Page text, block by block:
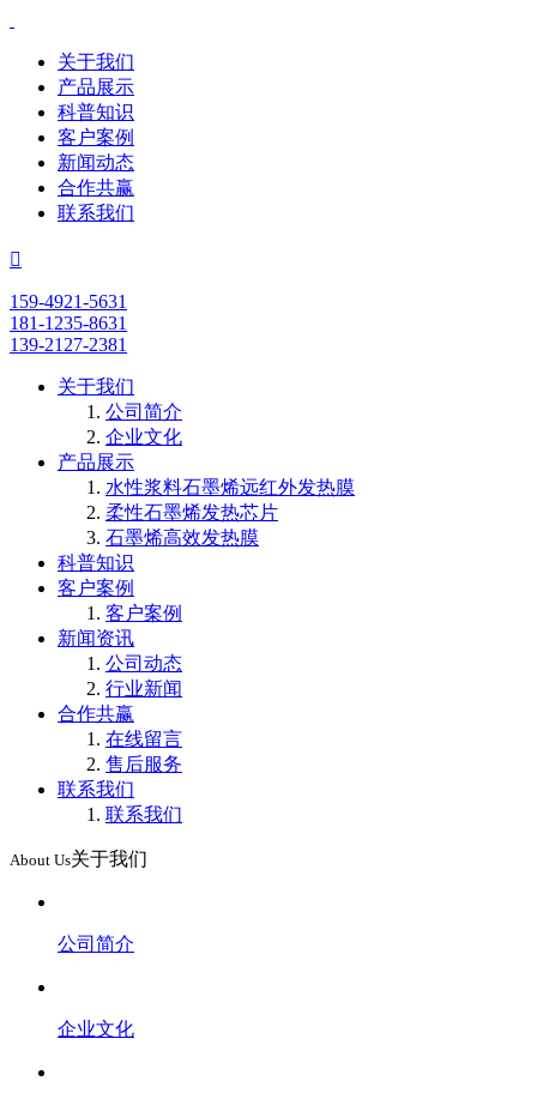
关于我们
产品展示
科普知识
客户案例
新闻动态
合作共赢
联系我们

159-4921-5631
181-1235-8631
139-2127-2381
关于我们
公司简介
企业文化
产品展示
水性浆料石墨烯远红外发热膜
柔性石墨烯发热芯片
石墨烯高效发热膜
科普知识
客户案例
客户案例
新闻资讯
公司动态
行业新闻
合作共赢
在线留言
售后服务
联系我们
联系我们
About Us关于我们
公司简介
企业文化